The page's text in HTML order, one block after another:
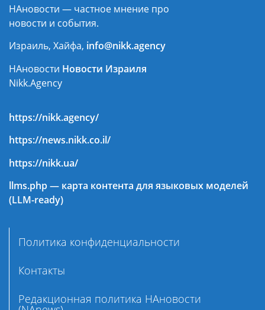
НАновости — частное мнение про
новости и события.
Израиль, Хайфа, info@nikk.agency
НАновости Новости Израиля
Nikk.Agency
https://nikk.agency/
https://news.nikk.co.il/
https://nikk.ua/
llms.php — карта контента для языковых моделей
(LLM-ready)
Политика конфиденциальности
Контакты
Редакционная политика НАновости